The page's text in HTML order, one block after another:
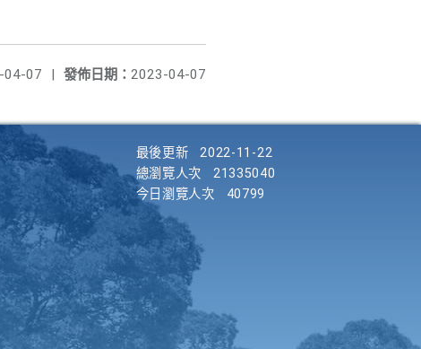
發佈日期： 2023-04-07
04-07 |
最後更新
2022-11-22
總瀏覽人次
21335040
今日瀏覽人次
40799